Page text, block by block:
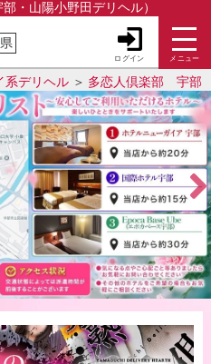
・山陽小野田デリヘル）
ログイン メニュー
系デリヘル 多恋人倶楽部 宇部